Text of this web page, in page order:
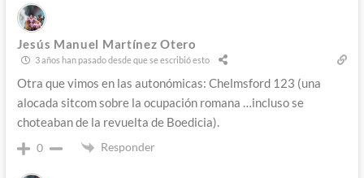
Jesús Manuel Martínez Otero
3 años han pasado desde que se escribió esto
Otra que vimos en las autonómicas: Chelmsford 123 (una
alocada sitcom sobre la ocupación romana …incluso se
choteaban de la revuelta de Boedicia).
0 Responder